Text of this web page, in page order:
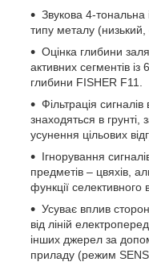
Звукова 4-тональна
типу металу (низький,
Оцінка глибини
активних сегментів
глибини FISHER F11.
Фільтрація
знаходяться в грунті,
усунення цільових
Ігнорування
предметів – цвяхів,
функції селективного
Усуває вплив
від ліній
інших джерел за
приладу (режим